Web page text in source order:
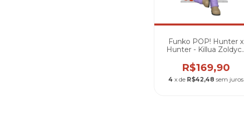
Funko POP! Hunter x
Hunter - Killua
R$169,90
4 x de R$42,48 sem juros